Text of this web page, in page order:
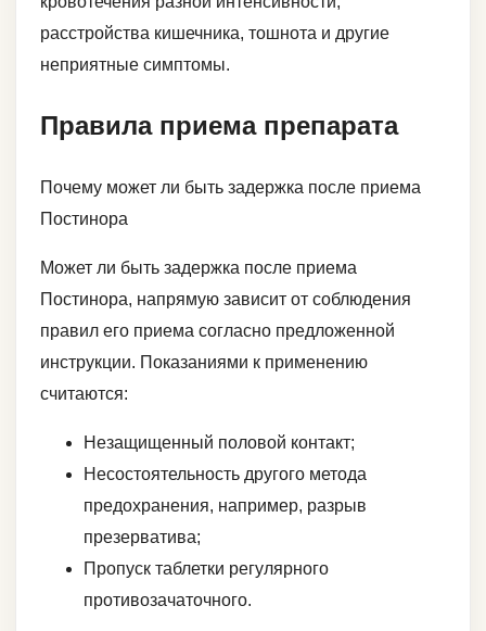
расстройства кишечника, тошнота и другие
неприятные симптомы.
Правила приема препарата
Почему может ли быть задержка после приема
Постинора
Может ли быть задержка после приема
Постинора, напрямую зависит от соблюдения
правил его приема согласно предложенной
инструкции. Показаниями к применению
считаются:
Незащищенный половой контакт;
Несостоятельность другого метода
предохранения, например, разрыв
презерватива;
Пропуск таблетки регулярного
противозачаточного.